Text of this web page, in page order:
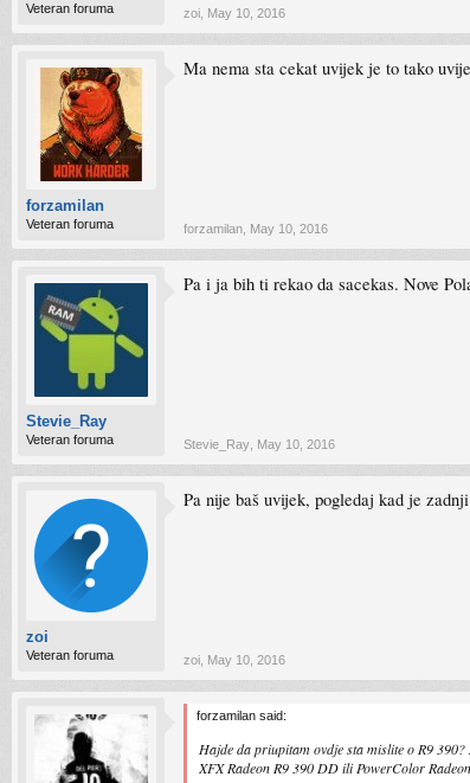
Veteran foruma zoi May 10, 2016
forzamilan
Veteran foruma
Ma nema sta cekat uvijek je to tako
forzamilan May 10, 2016
Stevie_Ray
Veteran foruma
Pa i ja bih ti rekao da sacekas. Nove
Stevie_Ray May 10, 2016
zoi
Veteran foruma
Pa nije baš uvijek, pogledaj kad je
zoi May 10, 2016
forzamilan said:
Hajde da priupitam ovdje sta mislite o R9
XFX Radeon R9 390 DD ili PowerColor